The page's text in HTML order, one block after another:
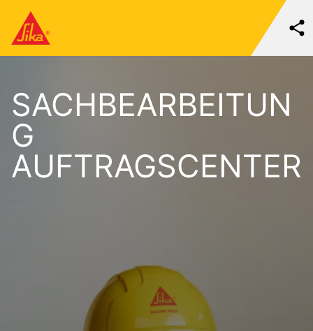
SACHBEARBEITUN
G
AUFTRAGSCENTER